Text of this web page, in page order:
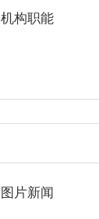
机构职能
图片新闻